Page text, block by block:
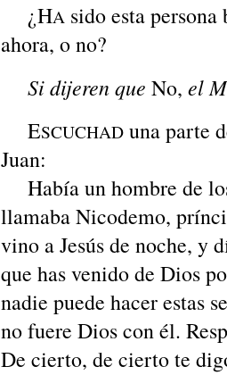
¿HA sido esta
ahora, o no?
Si dijeren que No, el
ESCUCHAD una parte
Juan:
Había un hombre de
llamaba Nicodemo,
vino a Jesús de noche, y
que has venido de Dios
nadie puede hacer estas
no fuere Dios con él.
De cierto, de cierto te